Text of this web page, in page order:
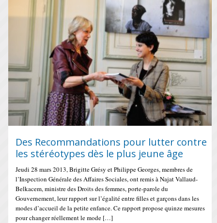
Des Recommandations pour lutter contre
les stéréotypes dès le plus jeune âge
Jeudi 28 mars 2013, Brigitte Grésy et Philippe Georges, membres de
l’Inspection Générale des Affaires Sociales, ont remis à Najat Vallaud-
Belkacem, ministre des Droits des femmes, porte-parole du
Gouvernement, leur rapport sur l’égalité entre filles et garçons dans les
modes d’accueil de la petite enfance. Ce rapport propose quinze mesures
pour changer réellement le mode […]